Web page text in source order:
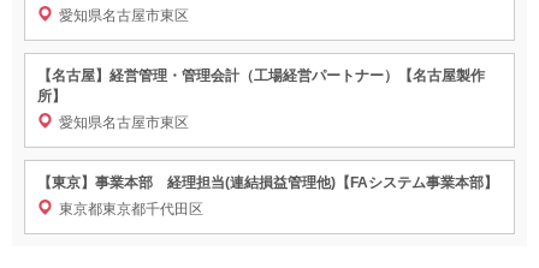
愛知県名古屋市東区
【名古屋】経営管理・管理会計（工場経営パートナー）【名古屋製作
所】
愛知県名古屋市東区
【東京】事業本部 経理担当(連結損益管理他)【FAシステム事業本部】
東京都東京都千代田区